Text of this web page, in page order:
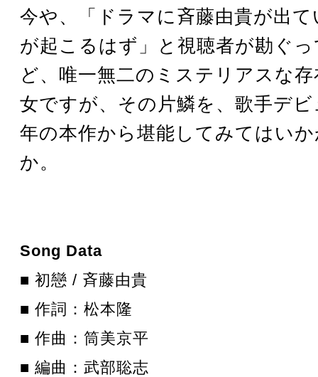
今や、「ドラマに斉藤由貴が出
が起こるはず」と視聴者が勘ぐ
ど、唯一無二のミステリアスな
女ですが、その片鱗を、歌手デ
年の本作から堪能してみてはい
か。
Song Data
■ 初戀 / 斉藤由貴
■ 作詞：松本隆
■ 作曲：筒美京平
■ 編曲：武部聡志